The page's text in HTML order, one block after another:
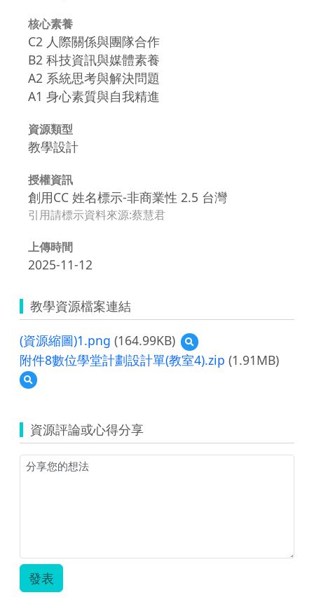
核心素養
C2 人際關係與團隊合作
B2 科技資訊與媒體素養
A2 系統思考與解決問題
A1 身心素質與自我精進
資源類型
教學設計
授權資訊
創用CC 姓名標示-非商業性 2.5 台灣
引用請標示資料來源:蔡慧君
上傳時間
2025-11-12
教學資源檔案連結
(資源縮圖)1.png (164.99KB)
預
覽
(資
附件8數位學堂計劃設計單(教室4).zip (1.91MB)
預
覽
8
數
位
學
(教
室
4).zip
資源評論或心得分享
發表